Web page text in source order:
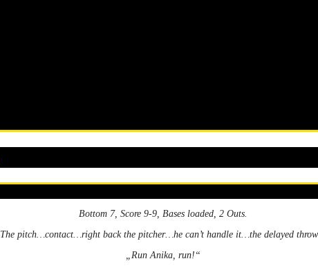
Bottom 7, Score 9-9, Bases loaded, 2 Outs.
The pitch…contact…right back the pitcher…he can’t handle it…the delayed
„Run Anika, run!“